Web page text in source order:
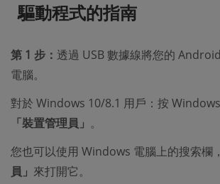
驅動程式的指南
第 1 步： 透過 USB 數據線將您的
電腦。
對於 Windows 10/8.1 用戶：按
「裝置管理員」 。
您也可以使用 Windows 電腦上的搜索欄
員」 來打開它。